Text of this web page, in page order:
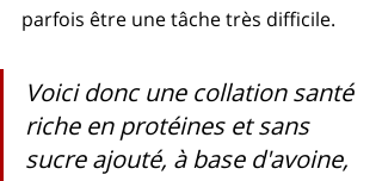
parfois être une tâche très difficile.
Voici donc une collation santé
riche en protéines et sans
sucre ajouté, à base d'avoine,